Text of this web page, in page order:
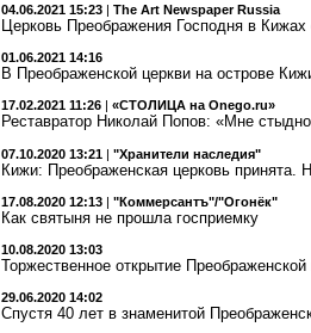
04.06.2021 15:23 | The Art Newspaper Russia
Церковь Преображения Господня в
01.06.2021 14:16
В Преображенской церкви на острове
17.02.2021 11:26 | «СТОЛИЦА на Onego.ru»
Реставратор Николай Попов: «Мне
07.10.2020 13:21 | "Хранители наследия"
Кижи: Преображенская церковь принята.
17.08.2020 12:13 | "Коммерсантъ"/"Огонёк"
Как святыня не прошла госприемку
10.08.2020 13:03
Торжественное открытие
29.06.2020 14:02
Спустя 40 лет в знаменитой